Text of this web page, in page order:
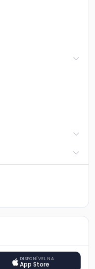
DISPONÍVEL NA
App Store